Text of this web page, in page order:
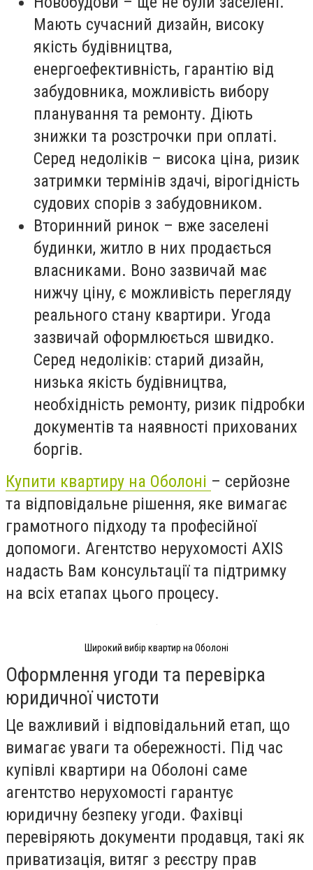
Мають сучасний дизайн, високу
якість будівництва,
енергоефективність, гарантію від
забудовника, можливість вибору
планування та ремонту. Діють
знижки та розстрочки при оплаті.
Серед недоліків – висока ціна, ризик
затримки термінів здачі, вірогідність
судових спорів з забудовником.
Вторинний ринок – вже заселені
будинки, житло в них продається
власниками. Воно зазвичай має
нижчу ціну, є можливість перегляду
реального стану квартири. Угода
зазвичай оформлюється швидко.
Серед недоліків: старий дизайн,
низька якість будівництва,
необхідність ремонту, ризик підробки
документів та наявності прихованих
боргів.
Купити квартиру на Оболоні – серйозне
та відповідальне рішення, яке вимагає
грамотного підходу та професійної
допомоги. Агентство нерухомості AXIS
надасть Вам консультації та підтримку
на всіх етапах цього процесу.
Широкий вибір квартир на Оболоні
Оформлення угоди та перевірка
юридичної чистоти
Це важливий і відповідальний етап, що
вимагає уваги та обережності. Під час
купівлі квартири на Оболоні саме
агентство нерухомості гарантує
юридичну безпеку угоди. Фахівці
перевіряють документи продавця, такі як
приватизація, витяг з реєстру прав